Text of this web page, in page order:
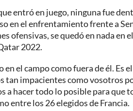
entró en juego, ninguna fue
en el enfrentamiento frente a
ofensivas, se quedó en nada en
2022.
el campo como fuera de él. Es
tan impacientes como vosotros
a hacer todo lo posible para que
entre los 26 elegidos de Francia.